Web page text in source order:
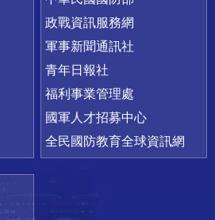
政戰資訊服務網
軍事新聞通訊社
青年日報社
福利事業管理處
國軍人才招募中心
全民國防教育全球資訊網